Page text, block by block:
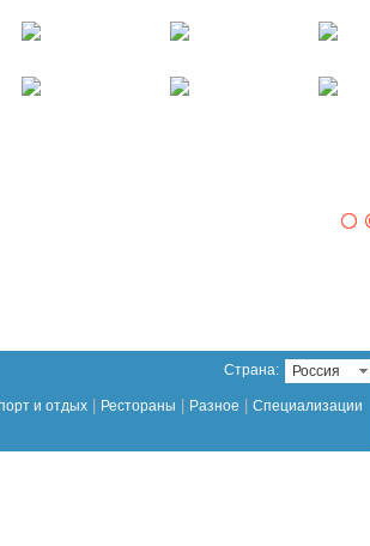
Страна: Россия
и отдых Рестораны Разное
Специализации